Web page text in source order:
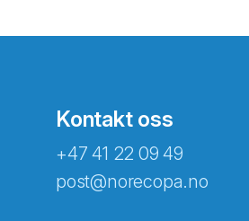
Kontakt oss
+47 41 22 09 49
post@norecopa.no